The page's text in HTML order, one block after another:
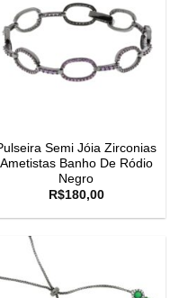
Semi Jóia Zirconias
Ametistas Banho De Ródio
Negro
R$180,00